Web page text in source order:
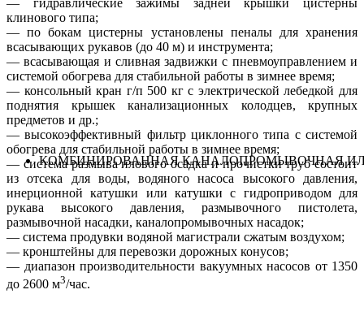
КОМБИНИРОВАННАЯ КАНАЛОПРОМЫВОЧНАЯ
клинового типа;
— по бокам цистерны установлены пеналы для хранения
всасывающих рукавов (до 40 м) и инструмента;
— всасывающая и сливная задвижки с пневмоуправлением и
системой обогрева для стабильной работы в зимнее время;
— консольный кран г/п 500 кг с электрической лебедкой для
поднятия крышек канализационных колодцев, крупных
предметов и др.;
— высокоэффективный фильтр циклонного типа с системой
обогрева для стабильной работы в зимнее время;
— система размыва илового осадка и прочистки труб состоит
из отсека для воды, водяного насоса высокого давления,
инерционной катушки или катушки с гидроприводом для
рукава высокого давления, размывочного пистолета,
размывочной насадки, каналопромывочных насадок;
— система продувки водяной магистрали сжатым воздухом;
— кронштейны для перевозки дорожных конусов;
— диапазон производительности вакуумных насосов от 1350
до 2600 м3/час.